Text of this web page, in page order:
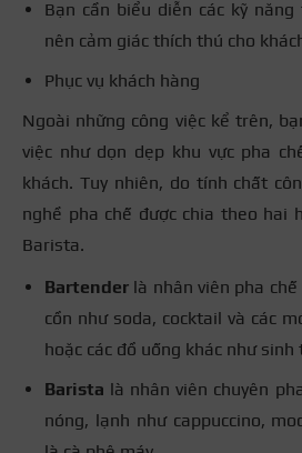
Bạn cần biểu diễn các kỹ
nên cảm giác thích thú cho
Phục vụ khách hàng
Ngoài những công việc kể trên,
việc như dọn dẹp khu vực pha
khách. Tuy nhiên, do tính chất
nghề pha chế được chia theo hai
Barista.
Bartender là nhân viên pha
cồn như soda, cocktail và các
hoặc các đồ uống khác như sinh
Barista là nhân viên chuyên
nóng, lạnh như cappuccino,